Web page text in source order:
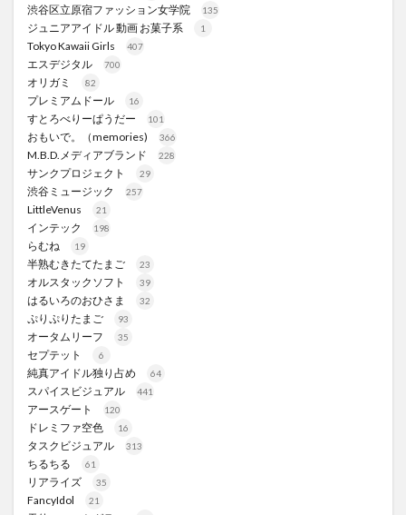
渋谷区立原宿ファッション女学院 135
ジュニアアイドル 動画 お菓子系 1
Tokyo Kawaii Girls 407
エスデジタル 700
オリガミ 82
プレミアムドール 16
すとろべりーぱうだー 101
おもいで。（memories) 366
M.B.D.メディアブランド 228
サンクプロジェクト 29
渋谷ミュージック 257
LittleVenus 21
インテック 198
らむね 19
半熟むきたてたまご 23
オルスタックソフト 39
はるいろのおひさま 32
ぷりぷりたまご 93
オータムリーフ 35
セプテット 6
純真アイドル独り占め 64
スパイスビジュアル 441
アースゲート 120
ドレミファ空色 16
タスクビジュアル 313
ちるちる 61
リアライズ 35
FancyIdol 21